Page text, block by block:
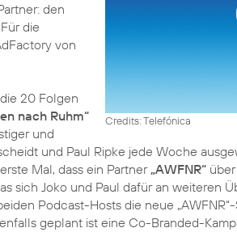
Credits: Telefónica
den
die
von
20 Folgen
nach Ruhm“
und
und Paul Ripke jede Woche
Mal, dass ein Partner„AWFNR“
sich Joko und Paul dafür an weiteren
Podcast-Hosts die neue